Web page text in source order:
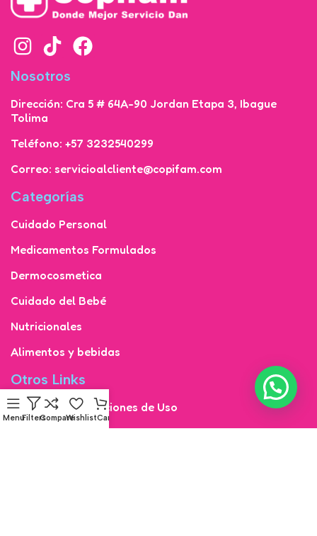
Nosotros
Dirección: Cra 5 # 64A-90 Jordan Etapa 3, Ibague
Tolima
Teléfono: +57 3232540299
Correo: servicioalcliente@copifam.com
Categorías
Cuidado Personal
Medicamentos Formulados
Dermocosmetica
Cuidado del Bebé
Nutricionales
Alimentos y bebidas
Otros Links
Términos y Condiciones de Uso
Derecho de Retracto y Reversión de Pago
MenuFiltersCompareWishlistCart